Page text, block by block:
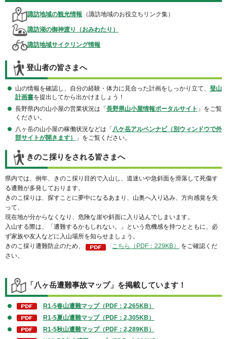
諏訪地域の観光情報 （諏訪地域のお役立ちリンク集）
諏訪湖の御神渡り（おみわたり）
諏訪地域サイクリング情報
登山者の皆さまへ
山の情報を確認し、自分の経験・体力に見合った計画をしっかり立て、 登山
計画書を提出してから出かけましょう！
長野県内の山小屋の営業状況は「長野県山小屋情報ポータルサイト 」をご覧
ください。
八ヶ岳の山小屋の稼働状況などは「八ケ岳アルペンナビ（別ウィンドウで外
部サイトが開きます）
」をご覧ください。
きのこ採りをされる皆さまへ
県内では、例年、きのこ採り目的で入山し、道迷いや急斜面を滑落して死傷す
る遭難が多発しております。
きのこ採りは、探すことに夢中になるあまり、山奥へ入り込み、方向感覚を失
って、
現在地が分からなくなり、危険な崖や斜面に入り込んでしまいます。
入山する際は、「遭難するかもしれない。」という危機感を持つとともに、必
ず家族や友人などに入山場所を知らせましょう。
きのこ採り遭難防止のため、
こちら（PDF：229KB）
をご確認くだ
さい。
「八ヶ岳遭難事故マップ」を掲載しています！
R1-5春山遭難マップ（PDF：2,265KB）
R1-5夏山遭難マップ（PDF：2,305KB）
R1-5秋山遭難マップ（PDF：2,289KB）